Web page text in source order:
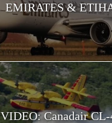
EMIRATES &
VIDEO: Canadair CL-